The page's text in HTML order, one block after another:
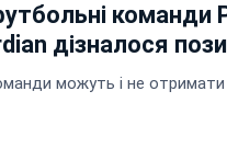
команди
дізналося
можуть і не